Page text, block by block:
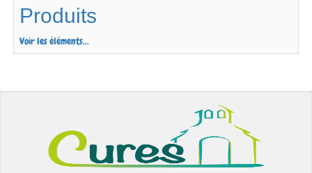
Produits
Voir les éléments...